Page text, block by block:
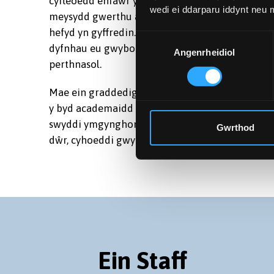
wedi ei ddarparu iddynt neu
Dewis
Angenrheidiol
Gwrthod
meysydd gwerthu a marchnata gyda
hefyd yn gyffredin. Bydd rhai graddedigion
dyfnhau eu gwybodaeth trwy gyflawni
perthnasol.
Mae ein graddedigion yn awr yn mwynhau
y byd academaidd ac mewn sefydliadau
swyddi ymgynghorol amgylcheddol masnachol,
dŵr, cyhoeddi gwyddonol, penseiri tirwedd a
Ein Staff